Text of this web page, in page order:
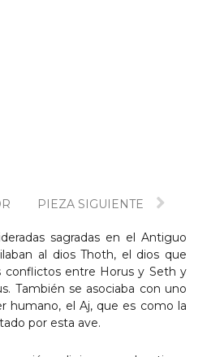
PIEZA SIGUIENTE
sagradas en el Antiguo
al dios Thoth, el dios que
conflictos entre Horus y Seth y
También se asociaba con uno
humano, el Aj, que es como la
por esta ave.